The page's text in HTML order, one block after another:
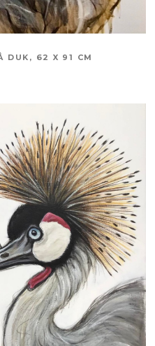
DUK, 62 X 91 CM